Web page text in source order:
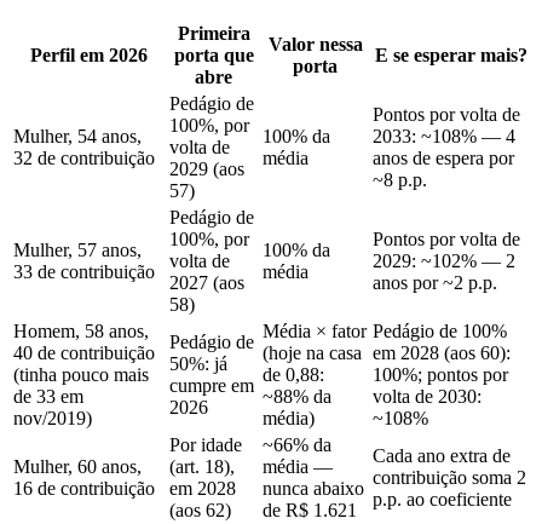
Perfil em 2026
Primeira
porta que
abre
Valor nessa
porta
E se esperar mais?
Mulher, 54 anos,
32 de contribuição
Pedágio de
100%, por
volta de
2029 (aos
57)
100% da
média
Pontos por volta de
2033: ~108% — 4
anos de espera por
~8 p.p.
Mulher, 57 anos,
33 de contribuição
Pedágio de
100%, por
volta de
2027 (aos
58)
100% da
média
Pontos por volta de
2029: ~102% — 2
anos por ~2 p.p.
Homem, 58 anos,
40 de contribuição
(tinha pouco mais
de 33 em
nov/2019)
Pedágio de
50%: já
cumpre em
2026
Média × fator
(hoje na casa
de 0,88:
~88% da
média)
Pedágio de 100%
em 2028 (aos 60):
100%; pontos por
volta de 2030:
~108%
Mulher, 60 anos,
16 de contribuição
Por idade
(art. 18),
em 2028
(aos 62)
~66% da
média —
nunca abaixo
de R$ 1.621
Cada ano extra de
contribuição soma 2
p.p. ao coeficiente